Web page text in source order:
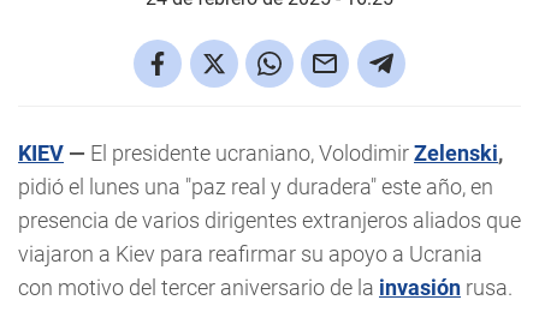
KIEV — El presidente ucraniano, VolodimirZelenski,
pidió el lunes una "paz real y duradera" este año, en
presencia de varios dirigentes extranjeros aliados que
viajaron a Kiev para reafirmar su apoyo a Ucrania
con motivo del tercer aniversario de la invasión rusa.